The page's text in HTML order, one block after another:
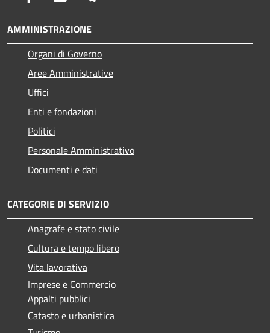
AMMINISTRAZIONE
Organi di Governo
Aree Amministrative
Uffici
Enti e fondazioni
Politici
Personale Amministrativo
Documenti e dati
CATEGORIE DI SERVIZIO
Anagrafe e stato civile
Cultura e tempo libero
Vita lavorativa
Imprese e Commercio
Appalti pubblici
Catasto e urbanistica